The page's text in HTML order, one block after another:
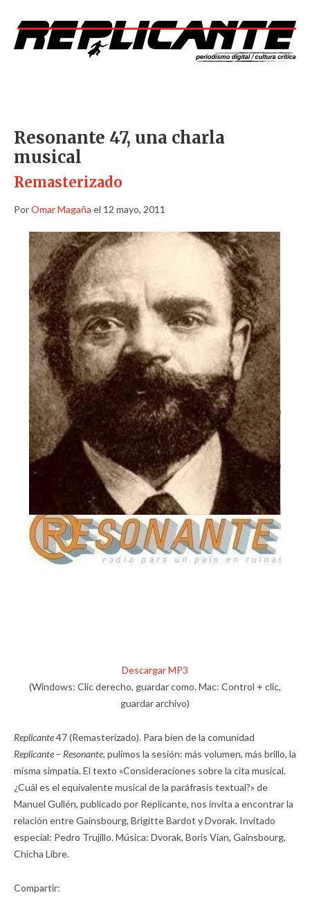
Resonante 47, una charla
musical
Remasterizado
PorOmar Magaña el 12 mayo, 2011
Descargar MP3
(Windows: Clic derecho, guardar como. Mac: Control + clic,
guardar archivo)
Replicante47 (Remasterizado). Para bien de la comunidad
Replicante – Resonante, pulimos la sesión: más volumen, más brillo, la
misma simpatía. El texto «Consideraciones sobre la cita musical.
¿Cuál es el equivalente musical de la paráfrasis textual?» de
Manuel Gullén, publicado por Replicante, nos invita a encontrar la
relación entre Gainsbourg, Brigitte Bardot y Dvorak. Invitado
especial: Pedro Trujillo. Música: Dvorak, Boris Vian, Gainsbourg,
Chicha Libre.
Compartir: